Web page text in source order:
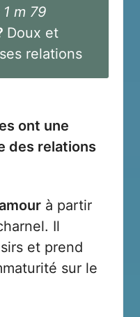
m 79
Doux et
relations
ont une
des relations
à partir
Il
et prend
sur le